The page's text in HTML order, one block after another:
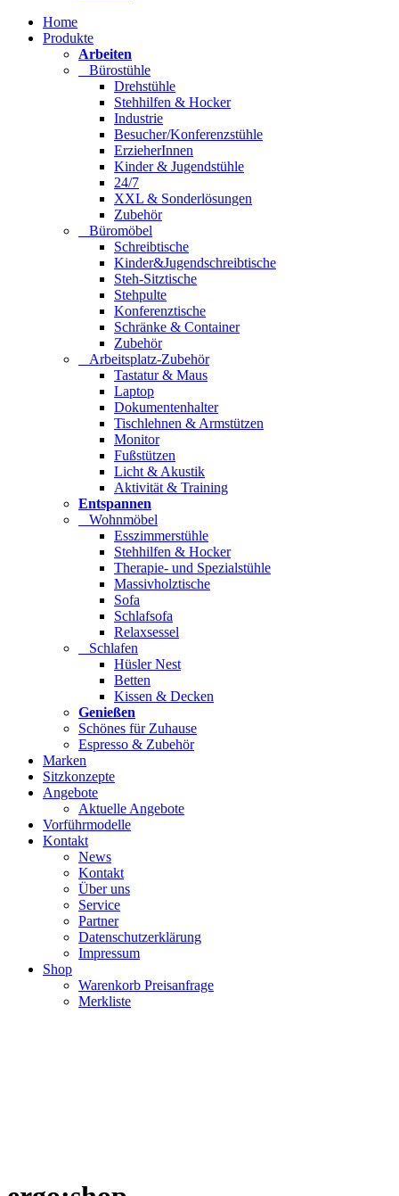
Home
Produkte
Arbeiten
Bürostühle
Drehstühle
Stehhilfen & Hocker
Industrie
Besucher/Konferenzstühle
ErzieherInnen
Kinder & Jugendstühle
24/7
XXL & Sonderlösungen
Zubehör
Büromöbel
Schreibtische
Kinder&Jugendschreibtische
Steh-Sitztische
Stehpulte
Konferenztische
Schränke & Container
Zubehör
Arbeitsplatz-Zubehör
Tastatur & Maus
Laptop
Dokumentenhalter
Tischlehnen & Armstützen
Monitor
Fußstützen
Licht & Akustik
Aktivität & Training
Entspannen
Wohnmöbel
Esszimmerstühle
Stehhilfen & Hocker
Therapie- und Spezialstühle
Massivholztische
Sofa
Schlafsofa
Relaxsessel
Schlafen
Hüsler Nest
Betten
Kissen & Decken
Genießen
Schönes für Zuhause
Espresso & Zubehör
Marken
Sitzkonzepte
Angebote
Aktuelle Angebote
Vorführmodelle
Kontakt
News
Kontakt
Über uns
Service
Partner
Datenschutzerklärung
Impressum
Shop
Warenkorb Preisanfrage
Merkliste